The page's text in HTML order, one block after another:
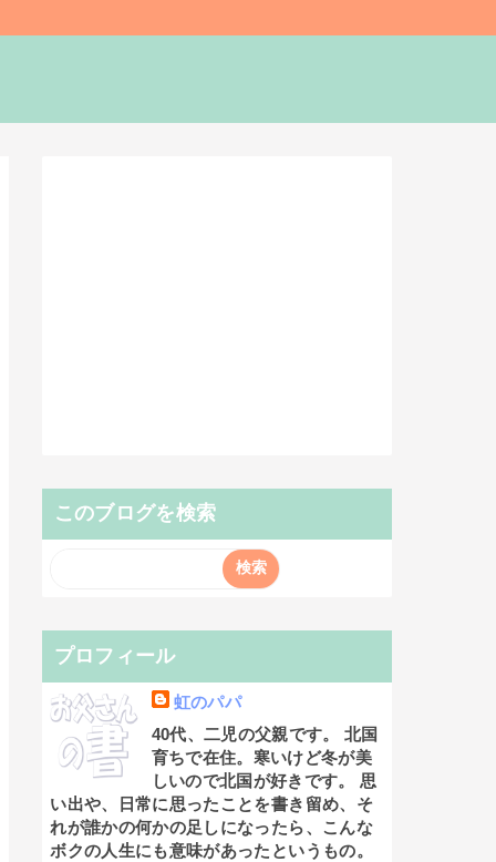
このブログを検索
プロフィール
虹のパパ
40代、二児の父親です。 北国
育ちで在住。寒いけど冬が美
しいので北国が好きです。 思
い出や、日常に思ったことを書き留め、そ
れが誰かの何かの足しになったら、こんな
ボクの人生にも意味があったというもの。